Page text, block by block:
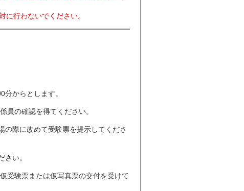
行わないでください。
からとします。
員の確認を得てください。
の際に改めて受験票を提示してくださ
い。
受験票または仮写真票の交付を受けて